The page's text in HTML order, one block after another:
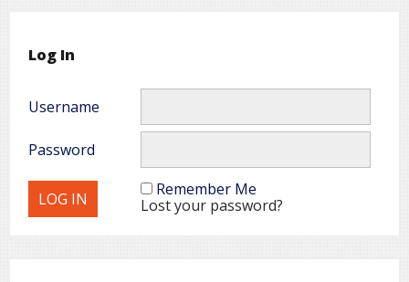
Log In
Username
Password
Remember Me
Lost your password?